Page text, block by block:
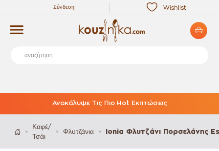
Wishlist
Σύνδεση
Ανακάλυψε Τις Πιο Hot Εκπτώσεις
>
Καφέ/
Τσάι
> Φλυτζάνια > Ionia Φλυτζάνι Πορσελάνης